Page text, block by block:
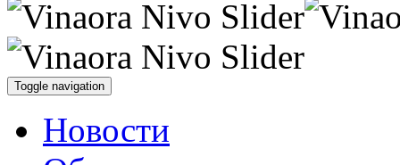
Toggle navigation
Новости